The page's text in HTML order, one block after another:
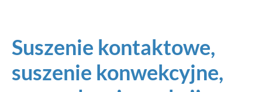
Suszenie kontaktowe,
suszenie konwekcyjne,